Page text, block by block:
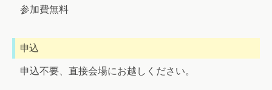
参加費無料
申込
申込不要、直接会場にお越しください。